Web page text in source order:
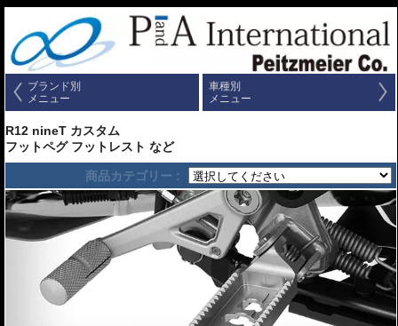
ブランド別
メニュー
車種別
メニュー
R12 nineT カスタム
フットペグ フットレスト など
商品カテゴリー :